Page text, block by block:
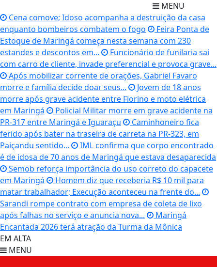
MENU
Cena comove; Idoso acompanha a destruição da casa
enquanto bombeiros combatem o fogo
Feira Ponta de
Estoque de Maringá começa nesta semana com 230
estandes e descontos em...
Funcionário de funilaria sai
com carro de cliente, invade preferencial e provoca grave...
Após mobilizar corrente de orações, Gabriel Favaro
morre e família decide doar seus...
Jovem de 18 anos
morre após grave acidente entre Fiorino e moto elétrica
em Maringá
Policial Militar morre em grave acidente na
PR-317 entre Maringá e Iguaraçu
Caminhoneiro fica
ferido após bater na traseira de carreta na PR-323, em
Paiçandu sentido...
IML confirma que corpo encontrado
é de idosa de 70 anos de Maringá que estava desaparecida
Semob reforça importância do uso correto do capacete
em Maringá
Homem diz que receberia R$ 10 mil para
matar trabalhador; Execução aconteceu na frente do...
Sarandi rompe contrato com empresa de coleta de lixo
após falhas no serviço e anuncia nova...
Maringá
Encantada 2026 terá atração da Turma da Mônica
EM ALTA
MENU